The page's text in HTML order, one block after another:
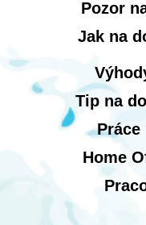
Pozor
Jak na
Tip na
Práce
Home